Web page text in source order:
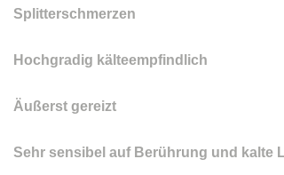
Splitterschmerzen
Hochgradig kälteempfindlich
Äußerst gereizt
Sehr sensibel auf Berührung und kalte